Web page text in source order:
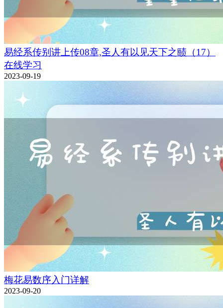
易经系传别讲上传08章,圣人有以见天下之赜（17）
在线学习
2023-09-19
梅花易数序入门详解
2023-09-20